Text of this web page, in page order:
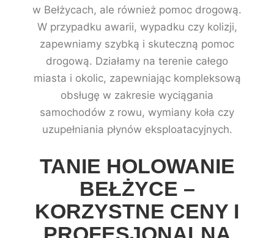
w Bełżycach, ale również pomoc drogową.
W przypadku awarii, wypadku czy kolizji,
zapewniamy szybką i skuteczną pomoc
drogową. Działamy na terenie całego
miasta i okolic, zapewniając kompleksową
obsługę w zakresie wyciągania
samochodów z rowu, wymiany koła czy
uzupełniania płynów eksploatacyjnych.
TANIE HOLOWANIE
BEŁŻYCE –
KORZYSTNE CENY I